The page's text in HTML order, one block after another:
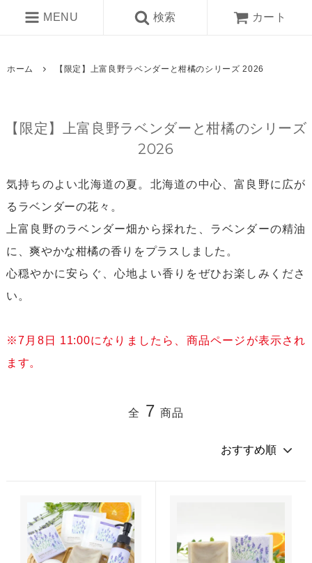
MENU 検索 カート
ホーム 【限定】上富良野ラベンダーと柑橘のシリーズ 2026
【限定】上富良野ラベンダーと柑橘のシリーズ
2026
気持ちのよい北海道の夏。北海道の中心、富良野に広が
るラベンダーの花々。
上富良野のラベンダー畑から採れた、ラベンダーの精油
に、爽やかな柑橘の香りをプラスしました。
心穏やかに安らぐ、心地よい香りをぜひお楽しみくださ
い。
※7月8日 11:00になりましたら、商品ページが表示され
ます。
全 7 商品